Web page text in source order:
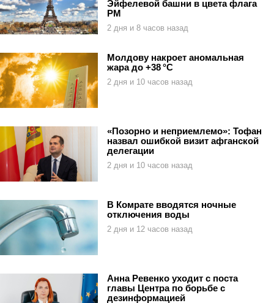
Эйфелевой башни в цвета флага
РМ
2 дня и 8 часов назад
Молдову накроет аномальная
жара до +38 °C
2 дня и 10 часов назад
«Позорно и неприемлемо»: Тофан
назвал ошибкой визит афганской
делегации
2 дня и 10 часов назад
В Комрате вводятся ночные
отключения воды
2 дня и 12 часов назад
Анна Ревенко уходит с поста
главы Центра по борьбе с
дезинформацией